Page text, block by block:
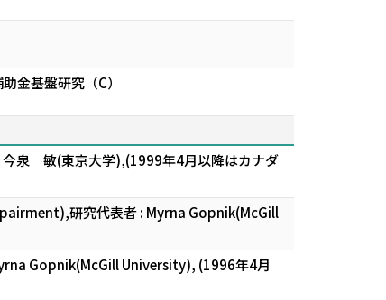
金基盤研究（C）
泉 敏(東京大学),(1999年4月以降はカナダ
研究代表者 : Myrna Gopnik(McGill
Gopnik(McGill University), (1996年4月